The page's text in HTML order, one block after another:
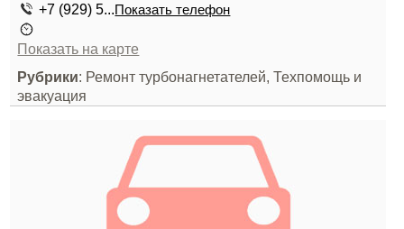
+7 (929) 5...Показать телефон
Показать на карте
Рубрики: Ремонт турбонагнетателей, Техпомощь и
эвакуация